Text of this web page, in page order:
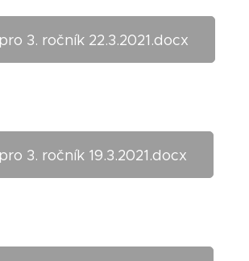
3. ročník 22.3.2021.docx
3. ročník 19.3.2021.docx